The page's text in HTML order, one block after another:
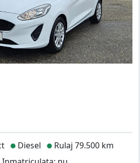
Diesel
Rulaj 79.500 km